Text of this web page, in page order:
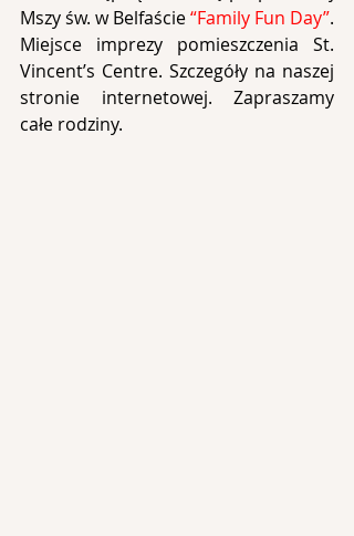
Mszy św. w Belfaście “Family Fun Day”.
Miejsce imprezy pomieszczenia St.
Vincent’s Centre. Szczegóły na naszej
stronie internetowej. Zapraszamy
całe rodziny.